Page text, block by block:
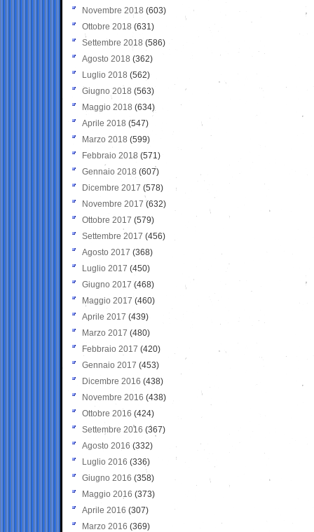
Novembre 2018 (603)
Ottobre 2018 (631)
Settembre 2018 (586)
Agosto 2018 (362)
Luglio 2018 (562)
Giugno 2018 (563)
Maggio 2018 (634)
Aprile 2018 (547)
Marzo 2018 (599)
Febbraio 2018 (571)
Gennaio 2018 (607)
Dicembre 2017 (578)
Novembre 2017 (632)
Ottobre 2017 (579)
Settembre 2017 (456)
Agosto 2017 (368)
Luglio 2017 (450)
Giugno 2017 (468)
Maggio 2017 (460)
Aprile 2017 (439)
Marzo 2017 (480)
Febbraio 2017 (420)
Gennaio 2017 (453)
Dicembre 2016 (438)
Novembre 2016 (438)
Ottobre 2016 (424)
Settembre 2016 (367)
Agosto 2016 (332)
Luglio 2016 (336)
Giugno 2016 (358)
Maggio 2016 (373)
Aprile 2016 (307)
Marzo 2016 (369)